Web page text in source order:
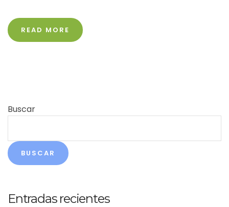
READ MORE
Buscar
BUSCAR
Entradas recientes